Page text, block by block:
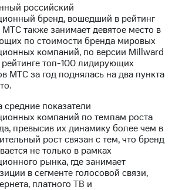
российский
бренд, вошедший в рейтинг
также занимает девятое место в
по стоимости бренда мировых
компаний, по версии Millward
топ-100 лидирующих
МТС за год поднялась на два пункта
показатели
компаний по темпам роста
превысив их динамику более чем в
рост связан с тем, что бренд
не только в рамках
рынка, где занимает
в сегменте голосовой связи,
платного ТВ и